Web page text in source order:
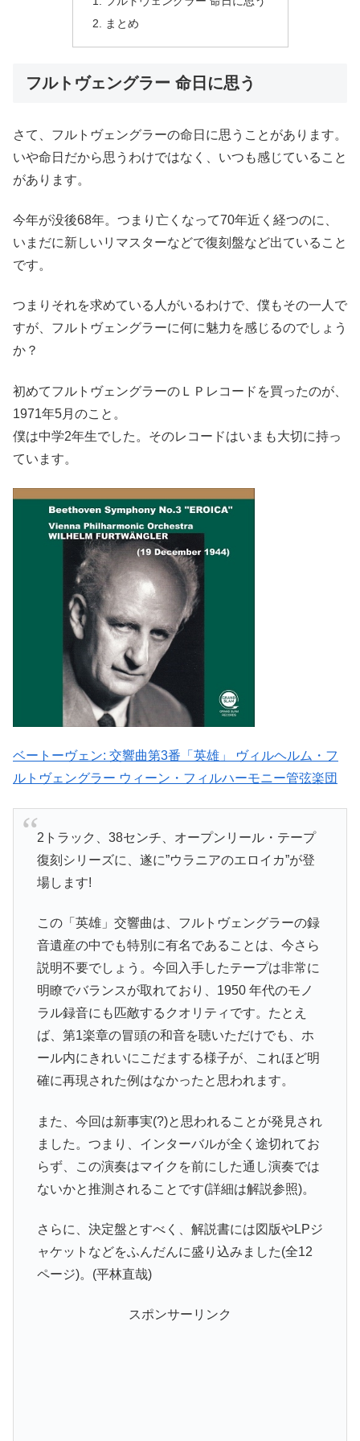
まとめ
フルトヴェングラー 命日に思う
さて、フルトヴェングラーの命日に思うことがあります。
いや命日だから思うわけではなく、いつも感じていること
があります。
今年が没後68年。つまり亡くなって70年近く経つのに、
いまだに新しいリマスターなどで復刻盤など出ていること
です。
つまりそれを求めている人がいるわけで、僕もその一人で
すが、フルトヴェングラーに何に魅力を感じるのでしょう
か？
初めてフルトヴェングラーのＬＰレコードを買ったのが、
1971年5月のこと。
僕は中学2年生でした。そのレコードはいまも大切に持っ
ています。
ベートーヴェン: 交響曲第3番「英雄」 ヴィルヘルム・フ
ルトヴェングラー ウィーン・フィルハーモニー管弦楽団
2トラック、38センチ、オープンリール・テープ
復刻シリーズに、遂に”ウラニアのエロイカ”が登
場します!
この「英雄」交響曲は、フルトヴェングラーの録
音遺産の中でも特別に有名であることは、今さら
説明不要でしょう。今回入手したテープは非常に
明瞭でバランスが取れており、1950 年代のモノ
ラル録音にも匹敵するクオリティです。たとえ
ば、第1楽章の冒頭の和音を聴いただけでも、ホ
ール内にきれいにこだまする様子が、これほど明
確に再現された例はなかったと思われます。
また、今回は新事実(?)と思われることが発見され
ました。つまり、インターバルが全く途切れてお
らず、この演奏はマイクを前にした通し演奏では
ないかと推測されることです(詳細は解説参照)。
さらに、決定盤とすべく、解説書には図版やLPジ
ャケットなどをふんだんに盛り込みました(全12
ページ)。(平林直哉)
スポンサーリンク